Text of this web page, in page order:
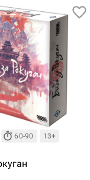
60-90 13+